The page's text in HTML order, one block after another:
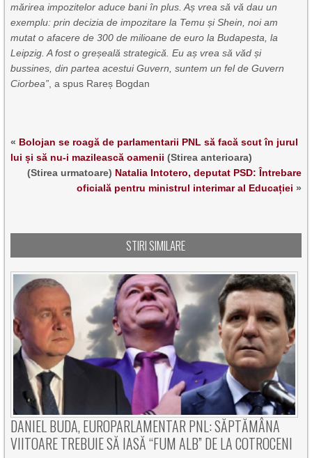
mărirea impozitelor aduce bani în plus. Aș vrea să vă dau un
exemplu: prin decizia de impozitare la Temu și Shein, noi am
mutat o afacere de 300 de milioane de euro la Budapesta, la
Leipzig. A fost o greșeală strategică. Eu aș vrea să văd și
bussines, din partea acestui Guvern, suntem un fel de Guvern
Ciorbea” , a spus Rareș Bogdan
« Bolojan se roagă de parlamentarii PNL să facă scut în jurul
lui și să nu-i mazilească oamenii (Stirea anterioara)
(Stirea urmatoare) Natalia Intotero, deputat PSD: Întrebare
oficială pentru ministrul interimar al Educației »
STIRI SIMILARE
DANIEL BUDA, EUROPARLAMENTAR PNL: SĂPTĂMÂNA
VIITOARE TREBUIE SĂ IASĂ “FUM ALB” DE LA COTROCENI